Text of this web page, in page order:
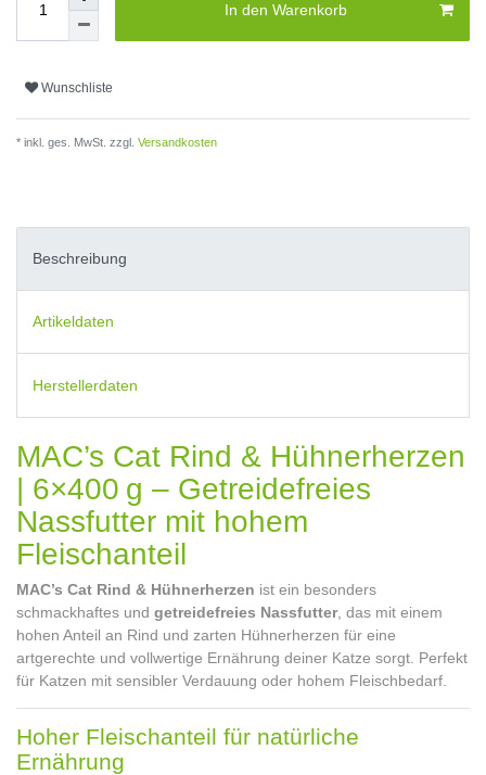
In den Warenkorb
Wunschliste
* inkl. ges. MwSt. zzgl. Versandkosten
Beschreibung
Artikeldaten
Herstellerdaten
MAC’s Cat Rind & Hühnerherzen
| 6×400 g – Getreidefreies
Nassfutter mit hohem
Fleischanteil
MAC’s Cat Rind & Hühnerherzen ist ein besonders
schmackhaftes und getreidefreies Nassfutter, das mit einem
hohen Anteil an Rind und zarten Hühnerherzen für eine
artgerechte und vollwertige Ernährung deiner Katze sorgt. Perfekt
für Katzen mit sensibler Verdauung oder hohem Fleischbedarf.
Hoher Fleischanteil für natürliche
Ernährung